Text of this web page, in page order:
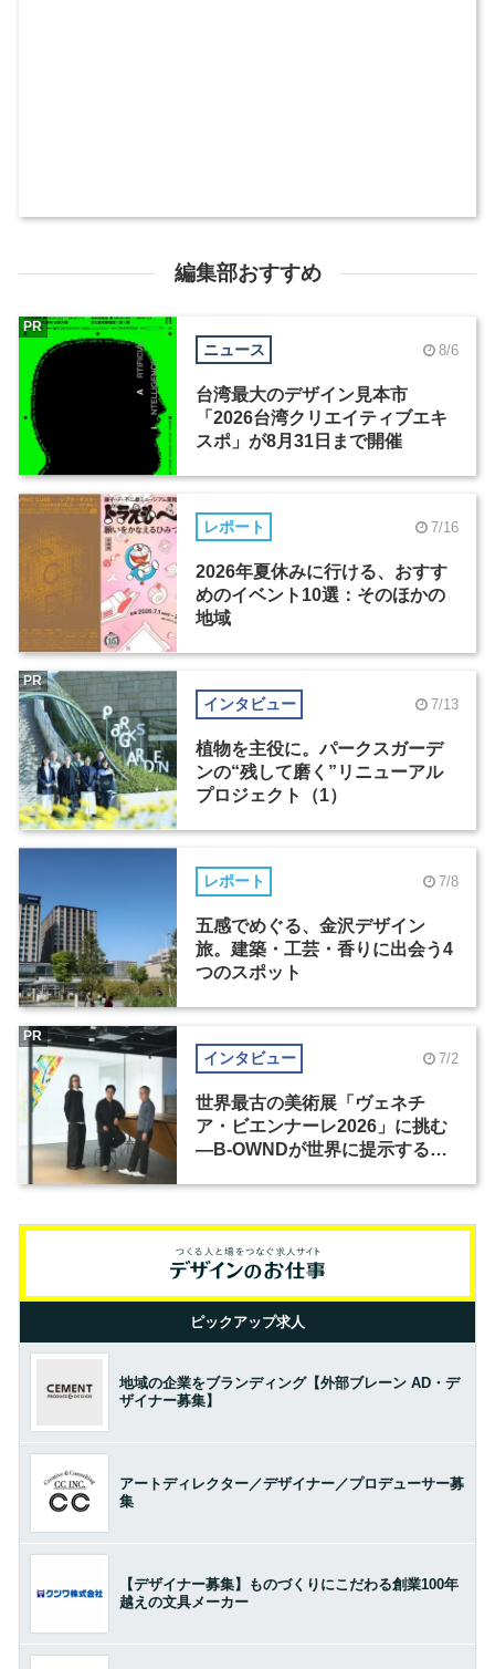
編集部おすすめ
ニュース 8/6
台湾最大のデザイン見本市
「2026台湾クリエイティブエキ
スポ」が8月31日まで開催
PR
レポート 7/16
2026年夏休みに行ける、おすす
めのイベント10選：そのほかの
地域
インタビュー 7/13
植物を主役に。パークスガーデ
ンの“残して磨く”リニューアル
プロジェクト（1）
PR
レポート 7/8
五感でめぐる、金沢デザイン
旅。建築・工芸・香りに出会う4
つのスポット
インタビュー 7/2
世界最古の美術展「ヴェネチ
ア・ビエンナーレ2026」に挑む
―B-OWNDが世界に提示する美
PR
ピックアップ求人
地域の企業をブランディング【外部ブレーン AD・デ
ザイナー募集】
アートディレクター／デザイナー／プロデューサー募
集
【デザイナー募集】ものづくりにこだわる創業100年
越えの文具メーカー